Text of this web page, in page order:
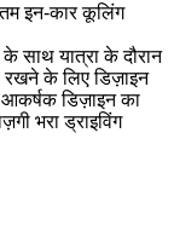
इन-कार कूलिंग
साथ यात्रा के दौरान
के लिए डिज़ाइन
डिज़ाइन का
भरा ड्राइविंग